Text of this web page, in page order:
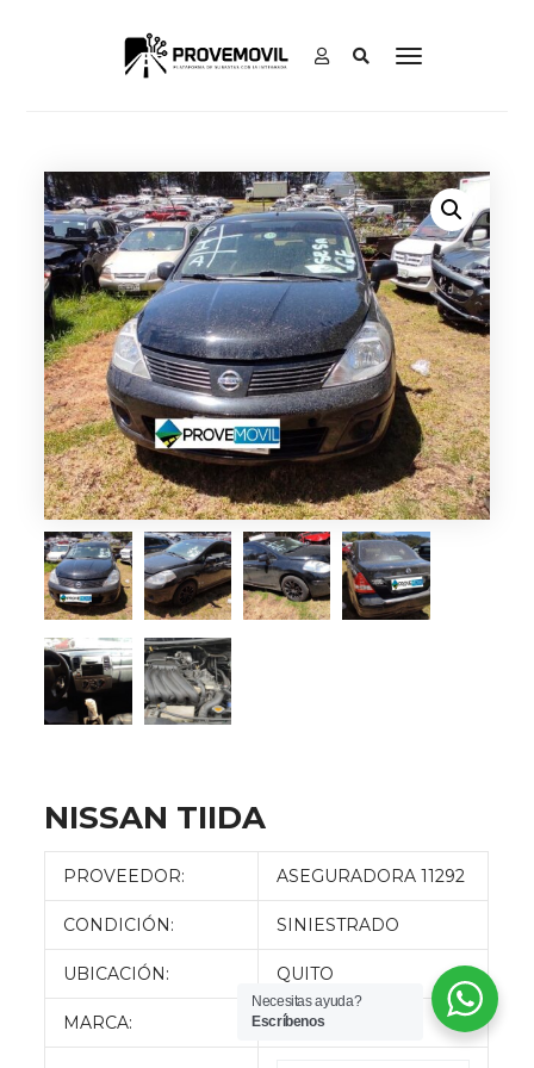
NISSAN TIIDA
PROVEEDOR: ASEGURADORA 11292
CONDICIÓN: SINIESTRADO
UBICACIÓN: QUITO
MARCA: NISSAN
Necesitas ayuda?
Escríbenos